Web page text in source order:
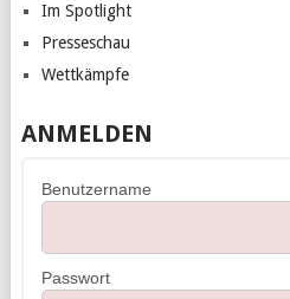
Im Spotlight
Presseschau
Wettkämpfe
ANMELDEN
Benutzername
Passwort